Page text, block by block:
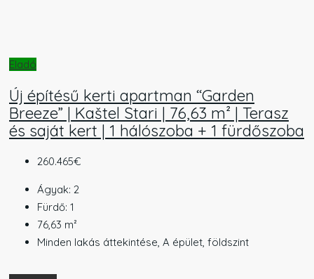
Eladó
Új építésű kerti apartman “Garden
Breeze” | Kaštel Stari | 76,63 m² | Terasz
és saját kert | 1 hálószoba + 1 fürdőszoba
260.465€
Ágyak: 2
Fürdő: 1
76,63 m²
Minden lakás áttekintése, A épület, földszint